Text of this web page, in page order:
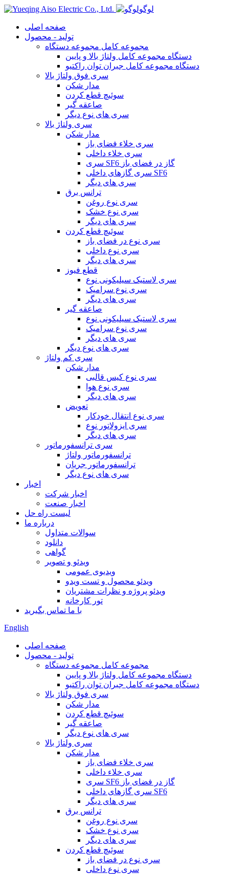
لوگو
صفحه اصلی
تولید - محصول
مجموعه کامل مجموعه دستگاه
دستگاه مجموعه کامل ولتاژ بالا و پایین
دستگاه مجموعه کامل جبران توان راکتیو
سری فوق ولتاژ بالا
مدار شکن
سوئیچ قطع کردن
صاعقه گیر
سری های نوع دیگر
سری ولتاژ بالا
مدار شکن
سری خلاء فضای باز
سری خلاء داخلی
سری SF6 گاز در فضای باز
سری گازهای داخلی SF6
سری های دیگر
ترانس برق
سری نوع روغن
سری نوع خشک
سری های دیگر
سوئیچ قطع کردن
سری نوع در فضای باز
سری نوع داخلی
سری های دیگر
قطع فیوز
سری لاستیک سیلیکونی نوع
سری نوع سرامیک
سری های دیگر
صاعقه گیر
سری لاستیک سیلیکونی نوع
سری نوع سرامیک
سری های دیگر
سری های نوع دیگر
سری کم ولتاژ
مدار شکن
سری نوع کیس قالبی
سری نوع هوا
سری های دیگر
تعویض
سری نوع انتقال خودکار
سری ایزولاتور نوع
سری های دیگر
سری ترانسفورماتور
ترانسفورماتور ولتاژ
ترانسفورماتور جریان
سری های نوع دیگر
اخبار
اخبار شرکت
اخبار صنعت
لیست راه حل
درباره ما
سوالات متداول
دانلود
گواهی
ویدئو و تصویر
ویدیوی عمومی
ویدئو محصول و تست ویدو
ویدئو پروژه و نظرات مشتریان
تور کارخانه
با ما تماس بگیرید
English
صفحه اصلی
تولید - محصول
مجموعه کامل مجموعه دستگاه
دستگاه مجموعه کامل ولتاژ بالا و پایین
دستگاه مجموعه کامل جبران توان راکتیو
سری فوق ولتاژ بالا
مدار شکن
سوئیچ قطع کردن
صاعقه گیر
سری های نوع دیگر
سری ولتاژ بالا
مدار شکن
سری خلاء فضای باز
سری خلاء داخلی
سری SF6 گاز در فضای باز
سری گازهای داخلی SF6
سری های دیگر
ترانس برق
سری نوع روغن
سری نوع خشک
سری های دیگر
سوئیچ قطع کردن
سری نوع در فضای باز
سری نوع داخلی